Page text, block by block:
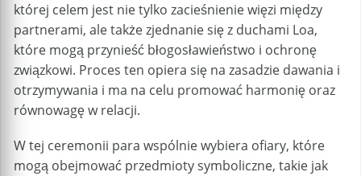
której celem jest nie tylko zacieśnienie więzi między
partnerami, ale także zjednanie się z duchami Loa,
które mogą przynieść błogosławieństwo i ochronę
związkowi. Proces ten opiera się na zasadzie dawania i
otrzymywania i ma na celu promować harmonię oraz
równowagę w relacji.
W tej ceremonii para wspólnie wybiera ofiary, które
mogą obejmować przedmioty symboliczne, takie jak